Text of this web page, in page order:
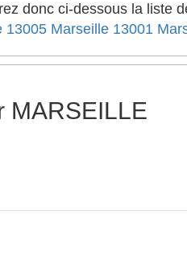
donc ci-dessous la liste
13005 Marseille 13001
MARSEILLE